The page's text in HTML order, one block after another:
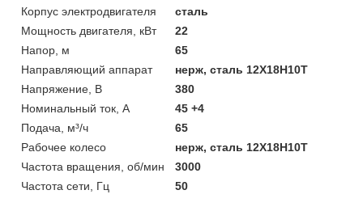
Корпус электродвигателя
сталь
Мощность двигателя, кВт
22
Напор, м
65
Направляющий аппарат
нерж, сталь 12Х18Н10Т
Напряжение, В
380
Номинальный ток, А
45 +4
Подача, м³/ч
65
Рабочее колесо
нерж, сталь 12Х18Н10Т
Частота вращения, об/мин
3000
Частота сети, Гц
50